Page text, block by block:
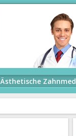
Ästhetische